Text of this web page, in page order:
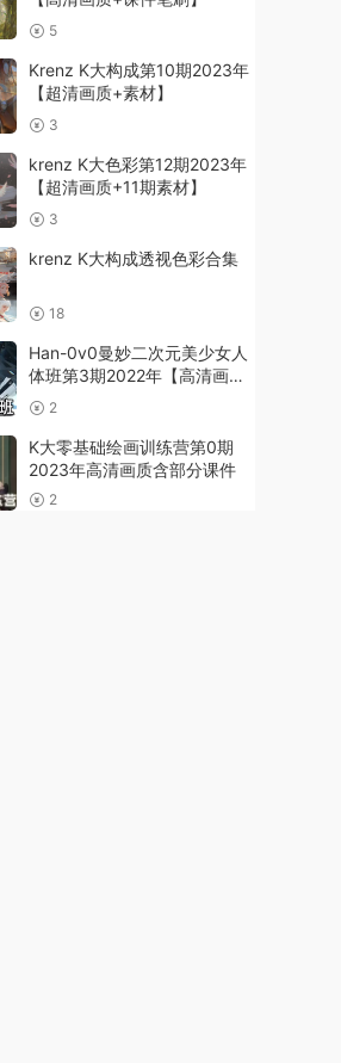
5
Krenz K大构成第10期2023年
【超清画质+素材】
3
krenz K大色彩第12期2023年
【超清画质+11期素材】
3
krenz K大构成透视色彩合集
18
Han-0v0曼妙二次元美少女人
体班第3期2022年【高清画质
+课件笔刷】
2
K大零基础绘画训练营第0期
2023年高清画质含部分课件
2